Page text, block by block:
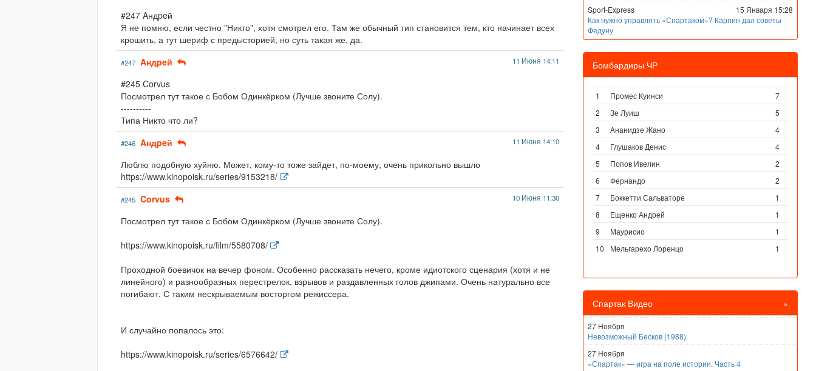
#247 Aндpeй
Я не помню, если честно "Никто", хотя смотрел его. Там же обычный тип становится тем, кто начинает всех
крошить, а тут шериф с предысторией, но суть такая же, да.
#247 Aндpeй 11 Июня 14:11
#245 Corvus
Посмотрел тут такое с Бобом Одинкёрком (Лучше звоните Солу).
----------
Типа Никто что ли?
#246 Aндpeй 11 Июня 14:10
Люблю подобную хуйню. Может, кому-то тоже зайдет, по-моему, очень прикольно вышло
https://www.kinopoisk.ru/series/9153218/
#245 Corvus 10 Июня 11:30
Посмотрел тут такое с Бобом Одинкёрком (Лучше звоните Солу).
https://www.kinopoisk.ru/film/5580708/
Проходной боевичок на вечер фоном. Особенно рассказать нечего, кроме идиотского сценария (хотя и не
линейного) и разнообразных перестрелок, взрывов и раздавленных голов джипами. Очень натурально все
погибают. С таким нескрываемым восторгом режиссера.
И случайно попалось это:
https://www.kinopoisk.ru/series/6576642/
Sport-Express
15 Января 15:28
Как нужно управлять «Спартаком»? Карпин дал советы
Федуну
Бомбардиры ЧР
1 Промес Куинси
7
2
Зе Луиш
5
3
Ананидзе Жано
4
4
Глушаков Денис
4
5
Попов Ивелин
2
6
Фернандо
2
7
Боккетти Сальваторе
1
8
Ещенко Андрей
1
9
Маурисио
1
10
Мельгарехо Лоренцо 1
Спартак Видео »
27 Ноября
Невозможный Бесков (1988)
27 Ноября
«Спартак» — игра на поле истории. Часть 4